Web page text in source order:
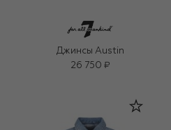
Джинсы Austin
26 750 ₽